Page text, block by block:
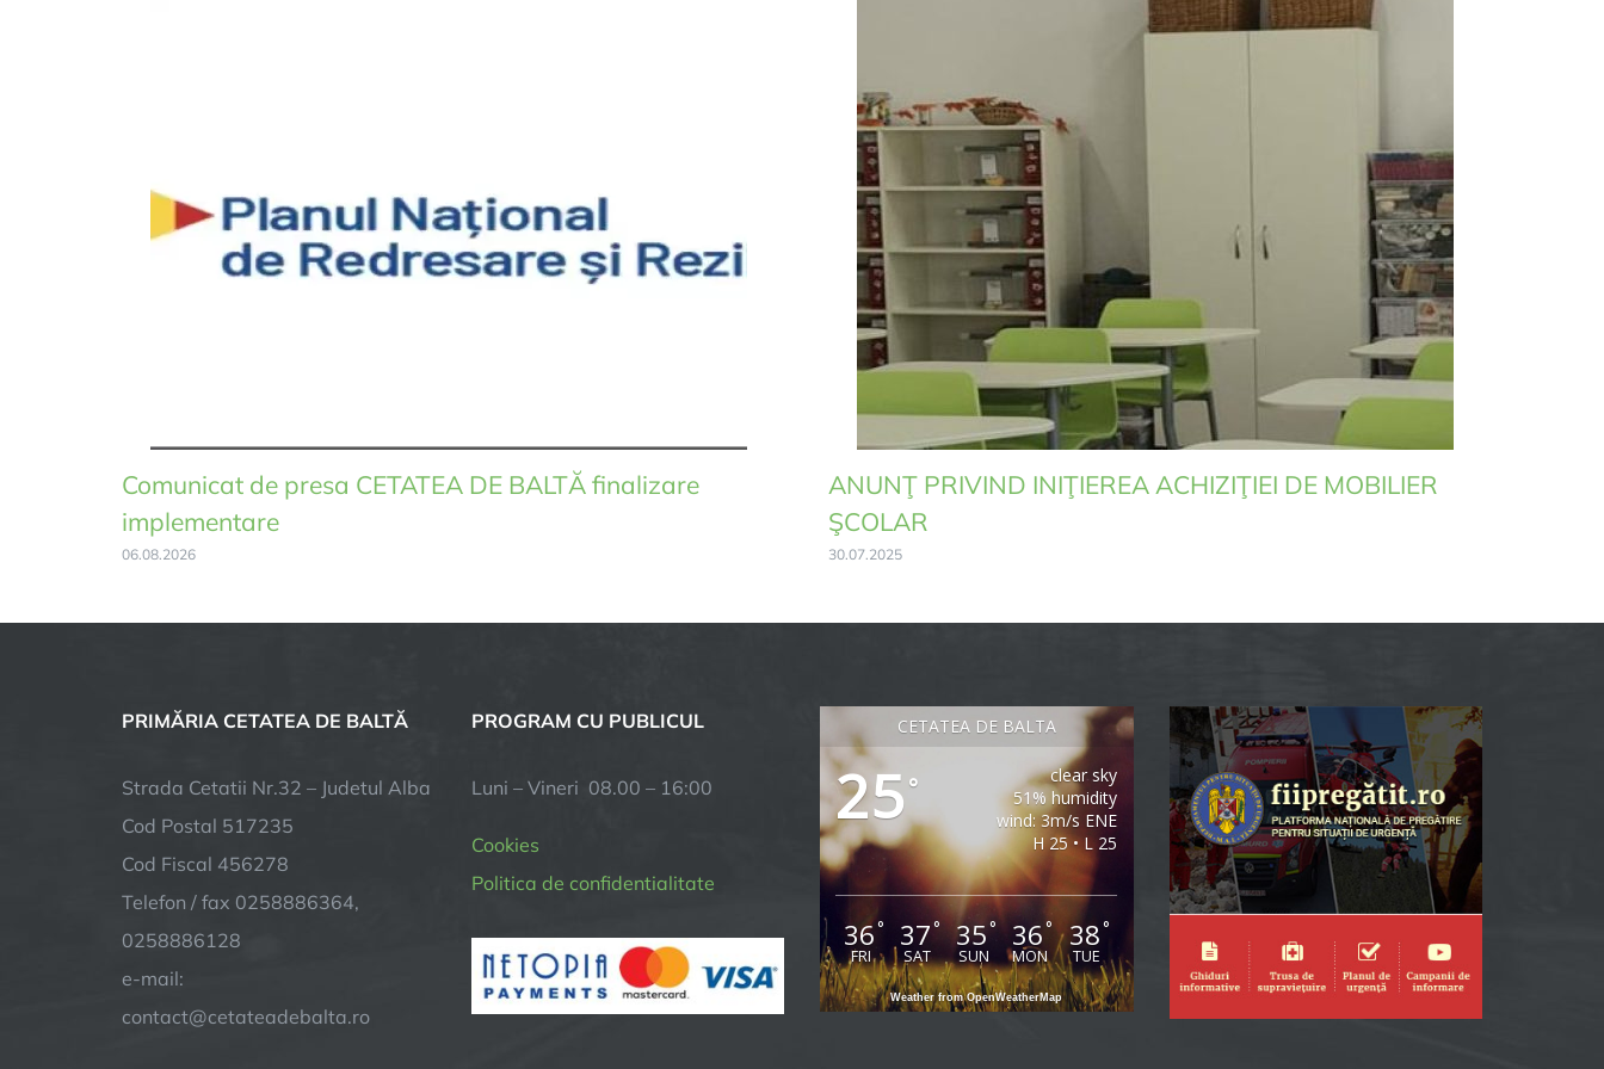
Comunicat de presa CETATEA DE BALTĂ finalizare
implementare
06.08.2026
ANUNŢ PRIVIND INIŢIEREA ACHIZIŢIEI DE MOBILIER
ŞCOLAR
30.07.2025
PRIMĂRIA CETATEA DE BALTĂ
Strada Cetatii Nr.32 – Judetul Alba
Cod Postal 517235
Cod Fiscal 456278
Telefon / fax 0258886364,
0258886128
e-mail:
contact@cetateadebalta.ro
PROGRAM CU PUBLICUL
Luni – Vineri 08.00 – 16:00
Cookies
Politica de confidentialitate
CETATEA DE BALTA
25°
clear sky
51% humidity
wind: 3m/s ENE
H 25 • L 25
36°
FRI
37°
SAT
35°
SUN
36°
MON
38°
TUE
Weather from OpenWeatherMap